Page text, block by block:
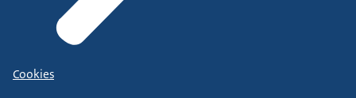
Cookies